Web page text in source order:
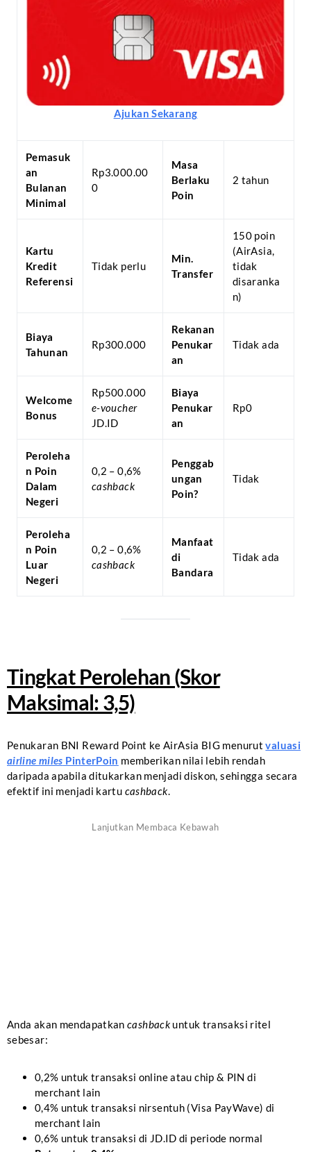
Ajukan Sekarang
Pemasuk
an
Bulanan
Minimal
Rp3.000.00
0
Masa
Berlaku
Poin
2 tahun
Kartu
Kredit
Referensi
Tidak perlu
Min.
Transfer
150 poin
(AirAsia,
tidak
disaranka
n)
Biaya
Tahunan
Rp300.000
Rekanan
Penukar
an
Tidak ada
Welcome
Bonus
Rp500.000
e-voucher
JD.ID
Biaya
Penukar
an
Rp0
Peroleha
n Poin
Dalam
Negeri
0,2 – 0,6%
cashback
Penggab
ungan
Poin?
Tidak
Peroleha
n Poin
Luar
Negeri
0,2 – 0,6%
cashback
Manfaat
di
Bandara
Tidak ada
Tingkat Perolehan (Skor
Maksimal: 3,5)
Penukaran BNI Reward Point ke AirAsia BIG menurutvaluasi
airline miles PinterPoin memberikan nilai lebih rendah
daripada apabila ditukarkan menjadi diskon, sehingga secara
efektif ini menjadi kartu cashback.
Anda akan mendapatkancashback untuk transaksi ritel
sebesar:
0,2% untuk transaksi online atau chip & PIN di
merchant lain
0,4% untuk transaksi nirsentuh (Visa PayWave) di
merchant lain
0,6% untuk transaksi di JD.ID di periode normal